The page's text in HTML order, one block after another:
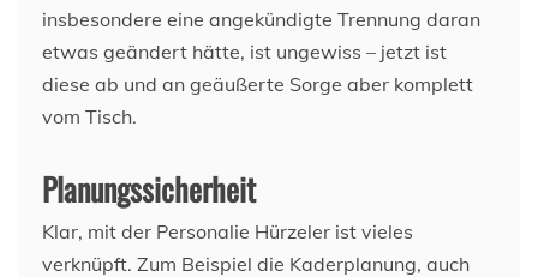
insbesondere eine angekündigte Trennung daran
etwas geändert hätte, ist ungewiss – jetzt ist
diese ab und an geäußerte Sorge aber komplett
vom Tisch.
Planungssicherheit
Klar, mit der Personalie Hürzeler ist vieles
verknüpft. Zum Beispiel die Kaderplanung, auch